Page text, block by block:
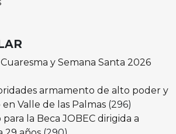
y Semana Santa 2026
armamento de alto poder y
Valle de las Palmas (296)
la Beca JOBEC dirigida a